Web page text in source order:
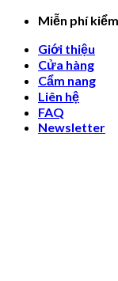
Skip
content
Miễn phí
Giới thiệu
Cửa hàng
Cẩm nang
Liên hệ
FAQ
Newsletter